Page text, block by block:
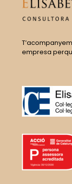
empresa